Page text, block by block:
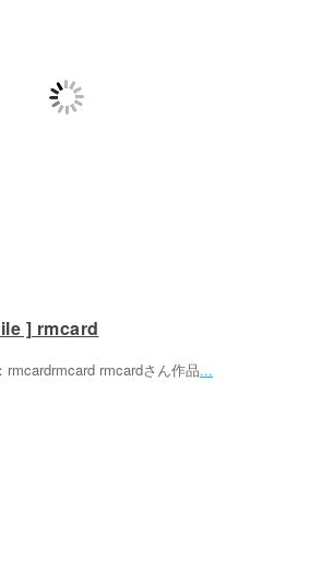
] rmcard
rmcardrmcard rmcardさん作品...